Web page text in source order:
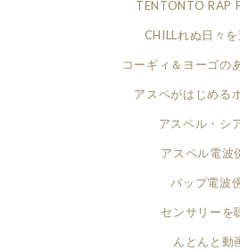
TENTONTO RAP
CHILLれぬ日々
コーギィ＆ヨーゴの
アスペがはじめる
アスペル・シ
アスペル電波
バップ電波
センサリーを
んとんと動